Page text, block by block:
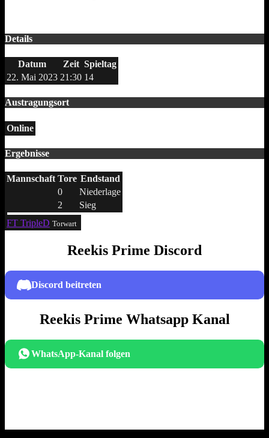
Details
Datum Zeit Spieltag
22. Mai 2023 21:30 14
Austragungsort
Online
Ergebnisse
Mannschaft Tore Endstand
0
Niederlage
2
Sieg
FT TripleD Torwart
Reekis Prime Discord
Discord beitreten
Reekis Prime Whatsapp Kanal
WhatsApp-Kanal folgen